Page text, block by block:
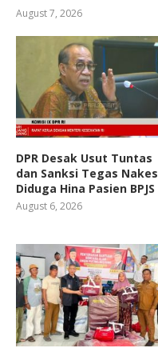
August 7, 2026
DPR Desak Usut Tuntas
dan Sanksi Tegas Nakes
Diduga Hina Pasien BPJS
August 6, 2026